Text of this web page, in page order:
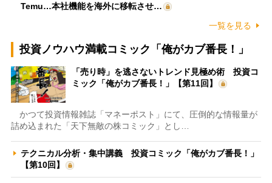
Temu…本社機能を海外に移転させ…
一覧を見る
投資ノウハウ満載コミック「俺がカブ番長！」
「売り時」を逃さないトレンド見極め術 投資コ
ミック「俺がカブ番長！」【第11回】
かつて投資情報雑誌「マネーポスト」にて、圧倒的な情報量が
詰め込まれた「天下無敵の株コミック」とし…
テクニカル分析・集中講義 投資コミック「俺がカブ番長！」
【第10回】